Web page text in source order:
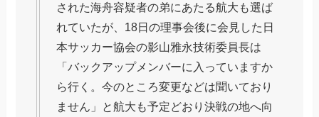
された海舟容疑者の弟にあたる航大も選ば
れていたが、18日の理事会後に会見した日
本サッカー協会の影山雅永技術委員長は
「バックアップメンバーに入っていますか
ら行く。今のところ変更などは聞いており
ません」と航大も予定どおり決戦の地へ向